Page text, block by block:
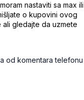
nastaviti sa max ili
o kupovini ovog
gledajte da uzmete
od komentara telefonu